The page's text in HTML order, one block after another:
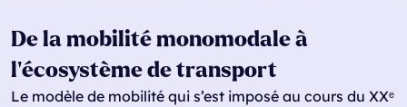
De la mobilité monomodale à
l’écosystème de transport
Le modèle de mobilité qui s’est imposé au cours du XXᵉ